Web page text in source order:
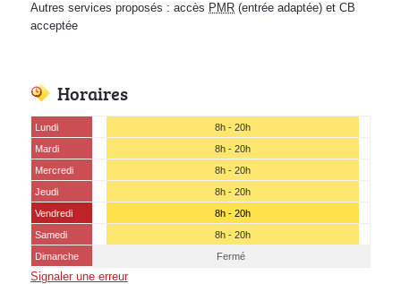
Autres services proposés : accès PMR (entrée adaptée) et CB
acceptée
Horaires
Lundi
8h - 20h
Mardi
8h - 20h
Mercredi
8h - 20h
Jeudi
8h - 20h
Vendredi
8h - 20h
Samedi
8h - 20h
Dimanche
Fermé
Signaler une erreur